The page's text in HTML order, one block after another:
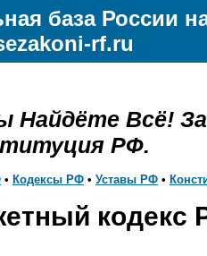
база России
rf.ru
Найдёте Всё!
РФ.
• Кодексы РФ • Уставы РФ •
кодекс